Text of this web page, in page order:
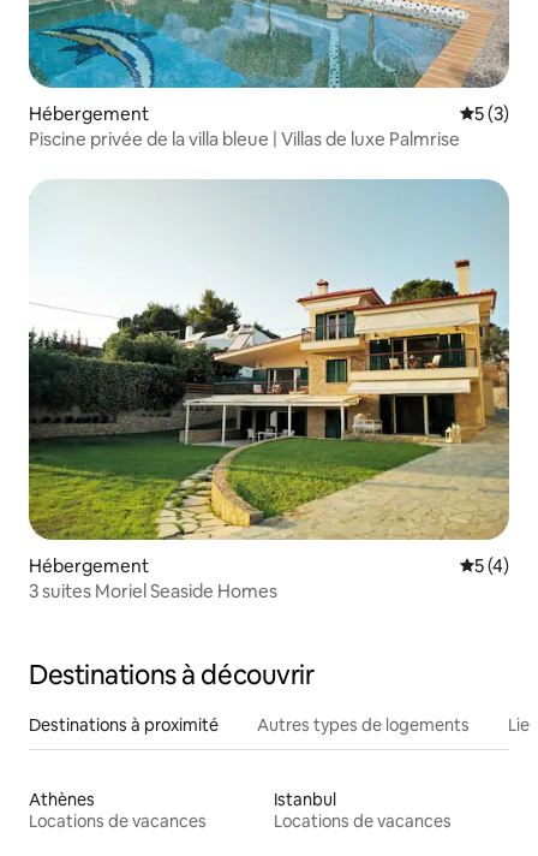
Hébergement
5 (3)
Piscine privée de la villa bleue | Villas de luxe Palmrise
Hébergement
5 (4)
3 suites Moriel Seaside Homes
Destinations à découvrir
Destinations à proximité Autres types de logements
Athènes
Locations de vacances
Istanbul
Locations de vacances